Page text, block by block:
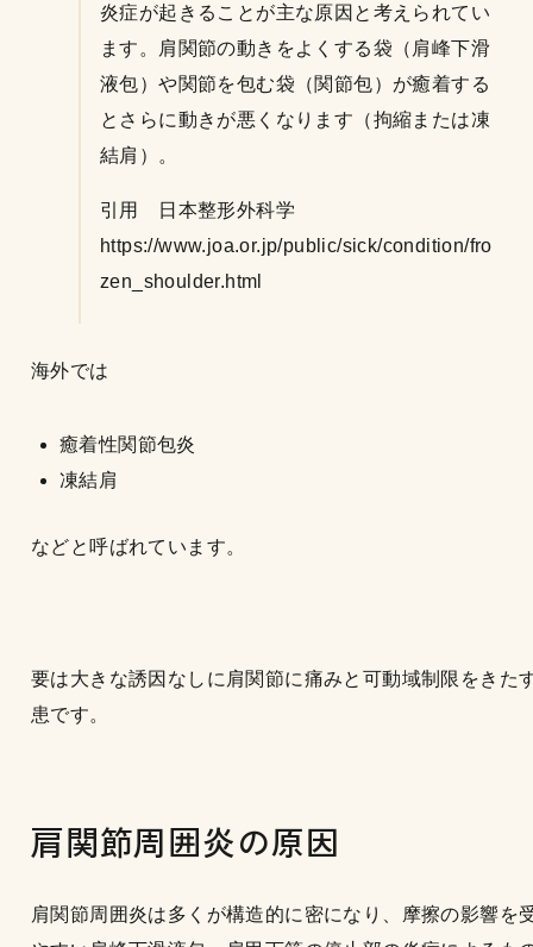
炎症が起きることが主な原因と考えられてい
ます。肩関節の動きをよくする袋（肩峰下滑
液包）や関節を包む袋（関節包）が癒着する
とさらに動きが悪くなります（拘縮または凍
結肩）。
引用 日本整形外科学
https://www.joa.or.jp/public/sick/condition/fro
zen_shoulder.html
海外では
癒着性関節包炎
凍結肩
などと呼ばれています。
要は大きな誘因なしに肩関節に痛みと可動域制限をきた
患です。
肩関節周囲炎の原因
肩関節周囲炎は多くが構造的に密になり、摩擦の影響を